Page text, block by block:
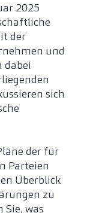
2025
der
und
dabei
sich
der für
Parteien
Überblick
zu
was